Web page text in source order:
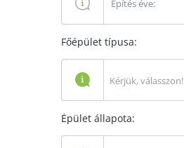
Főépület típusa:
Kérjük, válasszon!
Épület állapota: